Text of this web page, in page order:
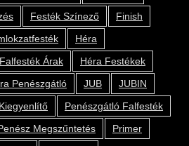
Festék Színező
Finish
Héra
Árak
Héra Festékek
Penészgátló JUB
JUBIN
Kiegyenlítő
Penészgátló Falfesték
Megszűntetés
Primer